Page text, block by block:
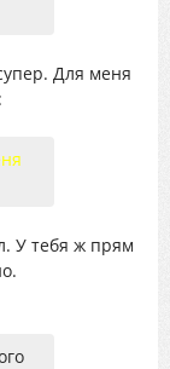
Для меня
У тебя ж прям